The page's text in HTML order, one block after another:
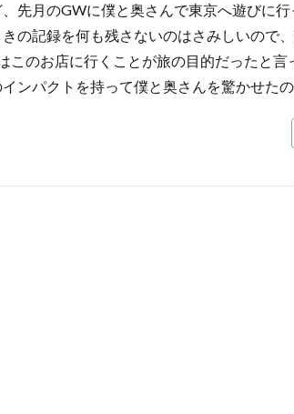
先月のGWに僕と奥さんで東京へ遊びに
の記録を何も残さないのはさみしいので
このお店に行くことが旅の目的だったと言
ンパクトを持って僕と奥さんを驚かせたの